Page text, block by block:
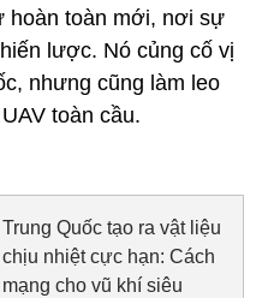
hoàn toàn mới, nơi sự
lược. Nó củng cố vị
nhưng cũng làm leo
toàn cầu.
Trung Quốc tạo ra vật liệu
chịu nhiệt cực hạn: Cách
mạng cho vũ khí siêu